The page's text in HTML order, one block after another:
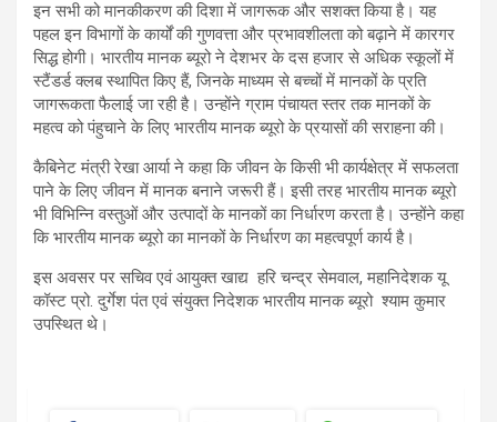
इन सभी को मानकीकरण की दिशा में जागरूक और सशक्त किया है। यह
पहल इन विभागों के कार्यों की गुणवत्ता और प्रभावशीलता को बढ़ाने में कारगर
सिद्ध होगी। भारतीय मानक ब्यूरो ने देशभर के दस हजार से अधिक स्कूलों में
स्टैंडर्ड क्लब स्थापित किए हैं, जिनके माध्यम से बच्चों में मानकों के प्रति
जागरूकता फैलाई जा रही है। उन्होंने ग्राम पंचायत स्तर तक मानकों के
महत्व को पंहुचाने के लिए भारतीय मानक ब्यूरो के प्रयासों की सराहना की।
कैबिनेट मंत्री रेखा आर्या ने कहा कि जीवन के किसी भी कार्यक्षेत्र में सफलता
पाने के लिए जीवन में मानक बनाने जरूरी हैं। इसी तरह भारतीय मानक ब्यूरो
भी विभिन्नि वस्तुओं और उत्पादों के मानकों का निर्धारण करता है। उन्होंने कहा
कि भारतीय मानक ब्यूरो का मानकों के निर्धारण का महत्वपूर्ण कार्य है।
इस अवसर पर सचिव एवं आयुक्त खाद्य हरि चन्द्र सेमवाल, महानिदेशक यू
कॉस्ट प्रो. दुर्गेश पंत एवं संयुक्त निदेशक भारतीय मानक ब्यूरो श्याम कुमार
उपस्थित थे।